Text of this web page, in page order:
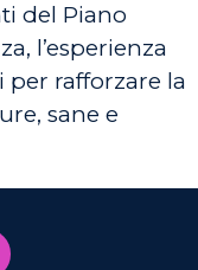
del Piano
l’esperienza
rafforzare la
sane e